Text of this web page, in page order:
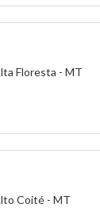
Floresta - MT
Coité - MT